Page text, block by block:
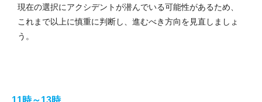
現在の選択にアクシデントが潜んでいる可能性があるため、
これまで以上に慎重に判断し、進むべき方向を見直しましょ
う。
11時～13時